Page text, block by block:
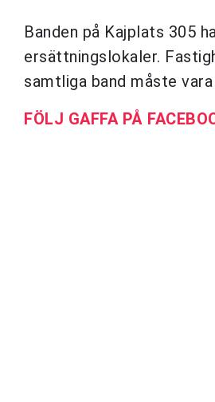
Banden på Kajplats 305
ersättningslokaler.
samtliga band måste
FÖLJ GAFFA PÅ